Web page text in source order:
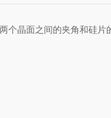
晶面之间的夹角和硅